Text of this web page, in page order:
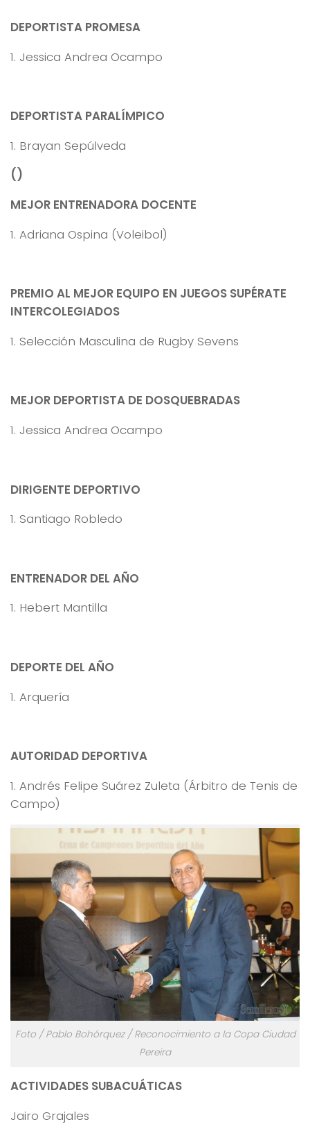
DEPORTISTA PROMESA
1. Jessica Andrea Ocampo
DEPORTISTA PARALÍMPICO
1. Brayan Sepúlveda
()
MEJOR ENTRENADORA DOCENTE
1. Adriana Ospina (Voleibol)
PREMIO AL MEJOR EQUIPO EN JUEGOS SUPÉRATE
INTERCOLEGIADOS
1. Selección Masculina de Rugby Sevens
MEJOR DEPORTISTA DE DOSQUEBRADAS
1. Jessica Andrea Ocampo
DIRIGENTE DEPORTIVO
1. Santiago Robledo
ENTRENADOR DEL AÑO
1. Hebert Mantilla
DEPORTE DEL AÑO
1. Arquería
AUTORIDAD DEPORTIVA
1. Andrés Felipe Suárez Zuleta (Árbitro de Tenis de
Campo)
Foto / Pablo Bohórquez / Reconocimiento a la Copa Ciudad
Pereira
ACTIVIDADES SUBACUÁTICAS
Jairo Grajales